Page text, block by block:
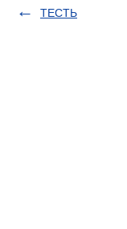
ТЕСТЬ